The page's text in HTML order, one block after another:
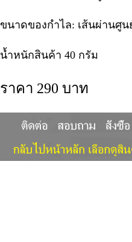
ขนาดของกำไล: เส้นผ่านศู
น้ำหนักสินค้า 40 กรัม
ราคา 290 บาท